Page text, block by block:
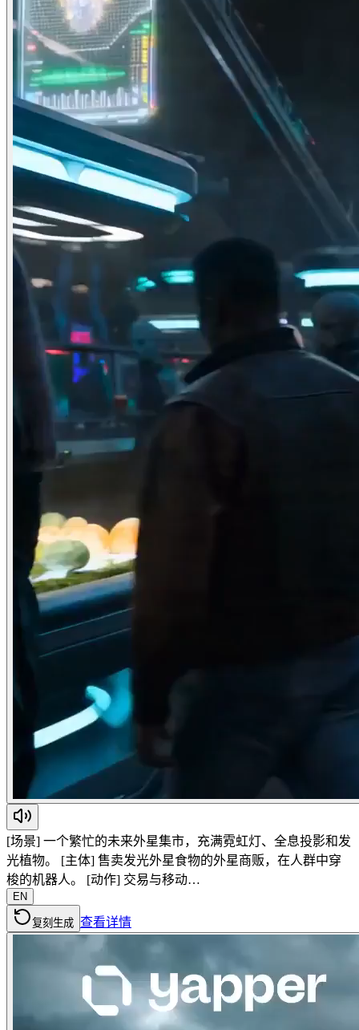
[场景] 一个繁忙的未来外星集市，充满霓虹灯、全息投影和发
光植物。 [主体] 售卖发光外星食物的外星商贩，在人群中穿
梭的机器人。 [动作] 交易与移动…
EN
复刻生成 查看详情